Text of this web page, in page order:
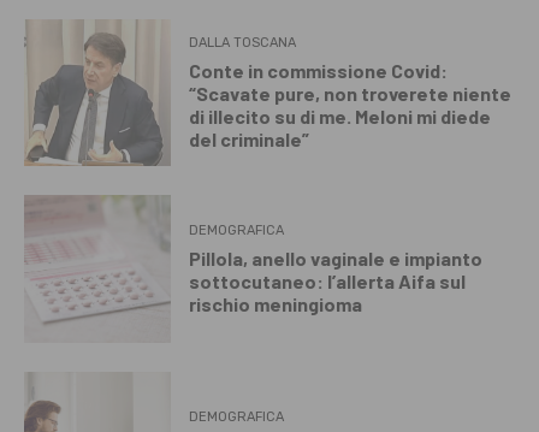
DALLA TOSCANA
Conte in commissione Covid:
“Scavate pure, non troverete niente
di illecito su di me. Meloni mi diede
del criminale”
DEMOGRAFICA
Pillola, anello vaginale e impianto
sottocutaneo: l’allerta Aifa sul
rischio meningioma
DEMOGRAFICA